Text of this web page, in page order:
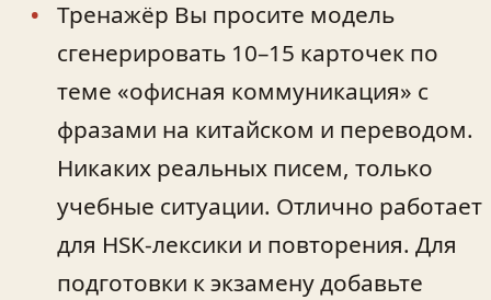
Тренажёр Вы просите модель
сгенерировать 10–15 карточек по
теме «офисная коммуникация» с
фразами на китайском и переводом.
Никаких реальных писем, только
учебные ситуации. Отлично работает
для HSK‑лексики и повторения. Для
подготовки к экзамену добавьте